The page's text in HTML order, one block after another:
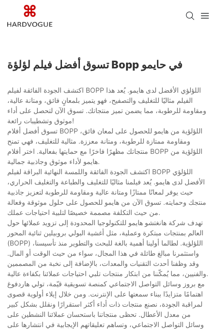
تسوق أفضل فيلم لؤلؤة Bopp في حايمو
اكتشف الجودة الفائقة لفيلم BOPP اللؤلؤي الأفضل لدى هايمو. يُعد هذا
الفيلم مثاليًا للتغليف والتصفيح، فهو يتميز بلمعانٍ فائق، ومتانة عالية،
ومقاومة للرطوبة، مما يضمن تميز منتجاتك. تسوق الآن لتحصل على أداء
موثوق وتشطيبات رائعة!
تسوق أفضل أفلام BOPP اللؤلؤية من هايمو للحصول على لمعان فائق،
ومقاومة ممتازة للرطوبة، ومتانة معززة. مثالية للتغليف، فهي تمنح
منتجاتك مظهرًا فاخرًا مع حمايتها بفعالية. اختر أفلام BOPP اللؤلؤية من
هايمو لأداء موثوق وجاذبية جمالية.
اكتشف الجودة الفائقة واللمسة النهائية البراقة لفيلم BOPP اللؤلؤي
الأفضل لدى هايمو. يُعد فيلمنا مثاليًا للتغليف والطباعة والتغليف الحراري،
حيث يوفر لمعانًا ممتازًا ومتانة عالية ومقاومة للرطوبة لتعزيز جاذبية
منتجك وحمايته. تسوق الآن من هايمو للحصول على حلول موثوقة وفعالة
من حيث التكلفة مصممة خصيصًا لتلبية احتياجات عملك.
تهدف شركة هانغتشو هايمو للتكنولوجيا المحدودة إلى تزويد عملائها حول
العالم بمنتجات مبتكرة وعملية، مثل أغشية البولي بروبيلين ثنائية المحور
(BOPP) اللؤلؤية. لطالما أولينا أهمية بالغة للبحث والتطوير منذ تأسيسنا،
واستثمرنا مبالغ طائلة في هذا المجال، سواء من حيث الوقت أو المال.
وقد وظفنا أحدث التقنيات والمعدات، بالإضافة إلى نخبة من المصممين
والفنيين، مما يُمكّننا من ابتكار منتجات تلبي احتياجات عملائنا بكفاءة عالية.
مع بروز وسائل التواصل الاجتماعي كمنصة تسويقية قيّمة، تولي هاردفوغ
اهتمامًا متزايدًا ببناء سمعتها على الإنترنت. ومن خلال إيلاء أولوية قصوى
لمراقبة الجودة، نصنع منتجات ذات أداء أكثر استقرارًا ونقلل بشكل كبير
من معدل الأعطال. تحظى منتجاتنا باستحسان عملائنا النشطين على
وسائل التواصل الاجتماعي، وتساهم تعليقاتهم الإيجابية في انتشارها على